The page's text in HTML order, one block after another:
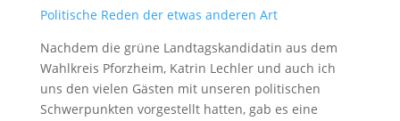
Politische Reden der etwas anderen Art
Nachdem die grüne Landtagskandidatin aus dem
Wahlkreis Pforzheim, Katrin Lechler und auch ich
uns den vielen Gästen mit unseren politischen
Schwerpunkten vorgestellt hatten, gab es eine